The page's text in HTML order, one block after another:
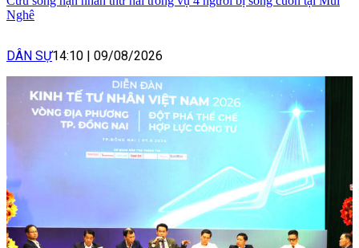
Nghê
DÂN SỰ14:10 09/08/2026